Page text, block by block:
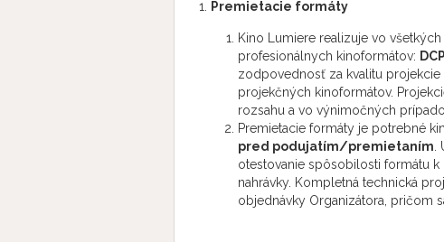
Premietacie formáty
Kino Lumiere realizuje vo
profesionálnych kinoformátov:
zodpovednosť za kvalitu
projekčných kinoformátov.
rozsahu a vo výnimočných
Premietacie formáty je potrebné
pred podujatím/premietaním
otestovanie spôsobilosti formátu
nahrávky. Kompletná technická
objednávky Organizátora, pričom